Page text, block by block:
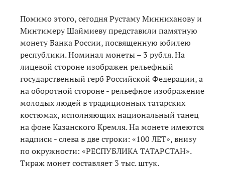
Помимо этого, сегодня Рустаму Минниханову и
Минтимеру Шаймиеву представили памятную
монету Банка России, посвященную юбилею
республики. Номинал монеты – 3 рубля. На
лицевой стороне изображен рельефный
государственный герб Российской Федерации, а
на оборотной стороне - рельефное изображение
молодых людей в традиционных татарских
костюмах, исполняющих национальный танец
на фоне Казанского Кремля. На монете имеются
надписи - слева в две строки: «100 ЛЕТ», внизу
по окружности: «РЕСПУБЛИКА ТАТАРСТАН».
Тираж монет составляет 3 тыс. штук.